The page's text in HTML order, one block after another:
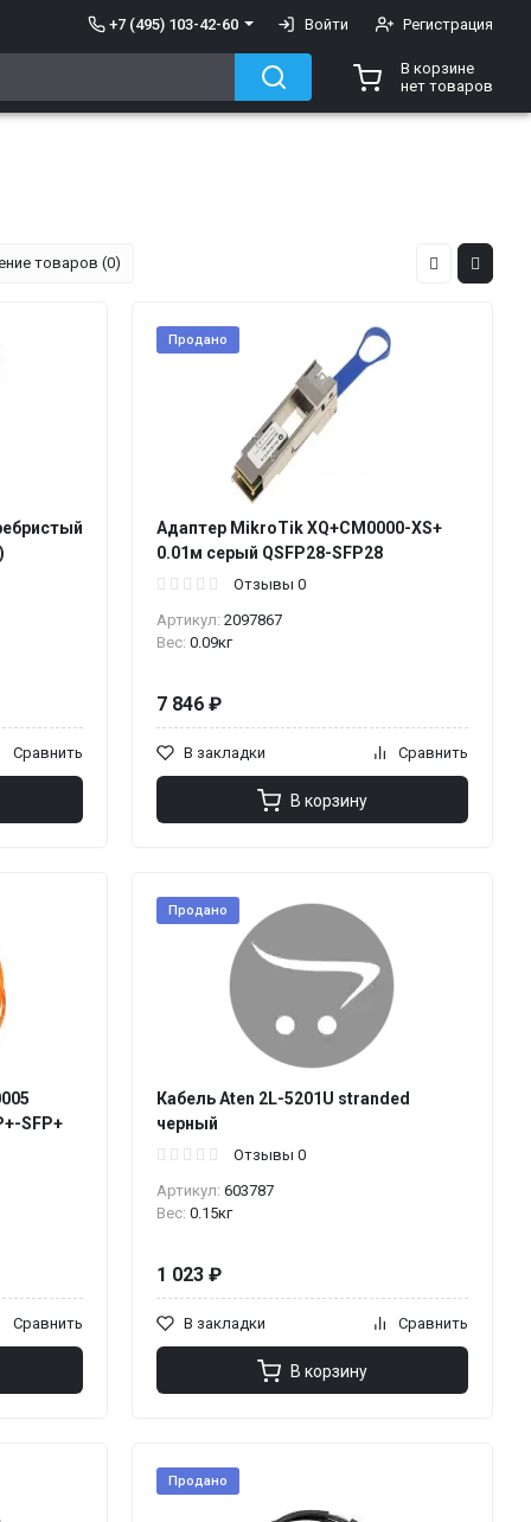
+7 (495) 103-42-60 Войти Регистрация
В корзине
нет товаров
товаров (0)
Сравнить
Продано
Адаптер MikroTik XQ+CM0000-XS+
0.01м серый QSFP28-SFP28
Отзывы 0
Артикул: 2097867
Вес: 0.09кг
7 846 ₽
В закладки Сравнить
В корзину
SFP+
Сравнить
Продано
Кабель Aten 2L-5201U stranded
черный
Отзывы 0
Артикул: 603787
Вес: 0.15кг
1 023 ₽
В закладки Сравнить
В корзину
Продано